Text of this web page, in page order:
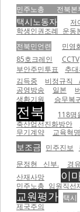
민주노총 전북본
택시노동자 저
학생인권조례 운동
전북민언련
민
85호크레인 CCTV
부안주민투표
추대
김득중
비정규직
공영방송
일본
생환기원
승무복
전북 118
축산업선진화방안
무기계약
교육혁
보조금 민주진보
문정현 신부.
경
산재사망
이
민주노총 임원직선
교원평가 택시
제국주의